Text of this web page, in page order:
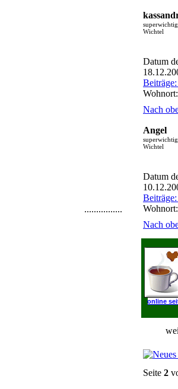
................
Wichtel
Datum
Nach
Angel
Wichtel
Datum
Nach
online
Seite 2